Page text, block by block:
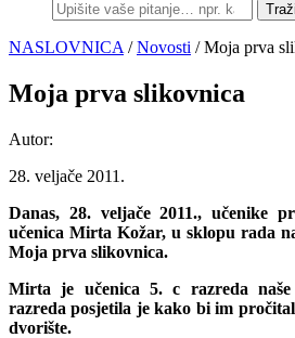
Traži
NASLOVNICA /Novosti / Moja prva
Moja prva slikovnica
Autor:
28. veljače 2011.
Danas, 28. veljače 2011., učenike
učenica Mirta Kožar, u sklopu rada
Moja prva slikovnica.
Mirta je učenica 5. c razreda
razreda posjetila je kako bi im
dvorište.